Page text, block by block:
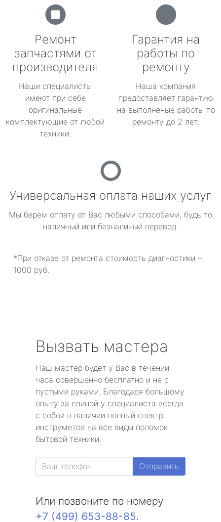
Ремонт
запчастями от
производителя
Наши специалисты
имеют при себе
оригинальные
комплектующие от любой
техники.
Гарантия на
работы по
ремонту
Наша компания
предоставляет гарантию
на выполненые работы по
ремонту до 2 лет.
Универсальная оплата наших услуг
Мы берем оплату от Вас любыми способами, будь то
наличный или безналиный перевод.
*При отказе от ремонта стоимость диагностики –
1000 руб.
Вызвать мастера
Наш мастер будет у Вас в течении
часа совершенно бесплатно и не с
пустыми руками. Благодаря большому
опыту за спиной у специалиста всегда
с собой в наличии полный спектр
инструметов на все виды поломок
бытовой техники.
Отправить
Или позвоните по номеру
+7 (499) 653-88-85.